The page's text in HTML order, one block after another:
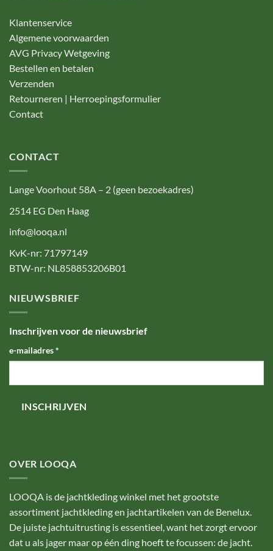
Klantenservice
Algemene voorwaarden
AVG Privacy Wetgeving
Bestellen en betalen
Verzenden
Retourneren | Herroepingsformulier
Contact
CONTACT
Lange Voorhout 58A – 2 (geen bezoekadres)
2514 EG Den Haag
info@looqa.nl
KvK-nr: 71797149
BTW-nr: NL858853206B01
NIEUWSBRIEF
Inschrijven voor de nieuwsbrief
e-mailadres*
OVER LOOQA
LOOQA is de jachtkleding winkel met het grootste
assortiment jachtkleding en jachtartikelen van de Benelux.
De juiste jachtuitrusting is essentieel, want het zorgt ervoor
dat u als jager maar op één ding hoeft te focussen: de jacht.